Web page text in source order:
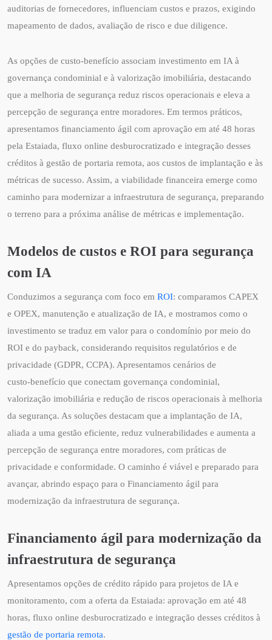
auditorias de fornecedores, influenciam custos e prazos, exigindo
mapeamento de dados, avaliação de risco e due diligence.
As opções de custo-benefício associam investimento em IA à
governança condominial e à valorização imobiliária, destacando
que a melhoria de segurança reduz riscos operacionais e eleva a
percepção de segurança entre moradores. Em termos práticos,
apresentamos financiamento ágil com aprovação em até 48 horas
pela Estaiada, fluxo online desburocratizado e integração desses
créditos à gestão de portaria remota, aos custos de implantação e às
métricas de sucesso. Assim, a viabilidade financeira emerge como
caminho para modernizar a infraestrutura de segurança, preparando
o terreno para a próxima análise de métricas e implementação.
Modelos de custos e ROI para segurança
com IA
Conduzimos a segurança com foco em ROI: comparamos CAPEX
e OPEX, manutenção e atualização de IA, e mostramos como o
investimento se traduz em valor para o condomínio por meio do
ROI e do payback, considerando requisitos regulatórios e de
privacidade (GDPR, CCPA). Apresentamos cenários de
custo‑benefício que conectam governança condominial,
valorização imobiliária e redução de riscos operacionais à melhoria
da segurança. As soluções destacam que a implantação de IA,
aliada a uma gestão eficiente, reduz vulnerabilidades e aumenta a
percepção de segurança entre moradores, com práticas de
privacidade e conformidade. O caminho é viável e preparado para
avançar, abrindo espaço para o Financiamento ágil para
modernização da infraestrutura de segurança.
Financiamento ágil para modernização da
infraestrutura de segurança
Apresentamos opções de crédito rápido para projetos de IA e
monitoramento, com a oferta da Estaiada: aprovação em até 48
horas, fluxo online desburocratizado e integração desses créditos à
gestão de portaria remota.